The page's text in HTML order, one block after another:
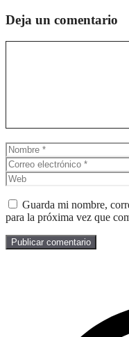
Deja un comentario
Nombre
Guarda mi nombre,
para la próxima vez que